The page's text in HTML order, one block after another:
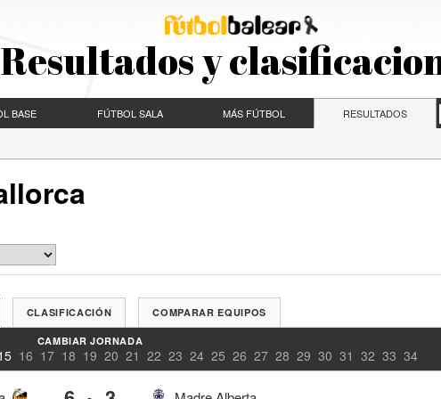
Resultados y
BASE FÚTBOL SALA MÁS FÚTBOL RESULTADOS
CLASIFICACIÓN COMPARAR EQUIPOS
CAMBIAR JORNADA
16 17 18 19 20 21 22 23 24 25 26 27 28 29 30 31 32 33 34